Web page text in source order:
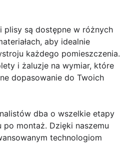
plisy są dostępne w różnych
aby idealnie
każdego pomieszczenia.
i żaluzje na wymiar, które
dopasowanie do Twoich
dba o wszelkie etapy
montaż. Dzięki naszemu
technologiom